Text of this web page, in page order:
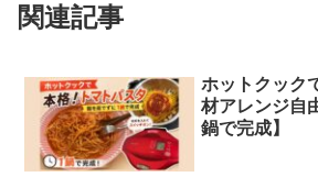
関連記事
ホットクック
材アレンジ自
鍋で完成】